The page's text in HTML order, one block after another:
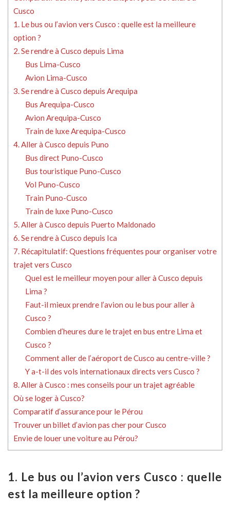
Cusco
1. Le bus ou l’avion vers Cusco : quelle est la meilleure
option ?
2. Se rendre à Cusco depuis Lima
Bus Lima-Cusco
Avion Lima-Cusco
3. Se rendre à Cusco depuis Arequipa
Bus Arequipa-Cusco
Avion Arequipa-Cusco
Train de luxe Arequipa-Cusco
4. Aller à Cusco depuis Puno
Bus direct Puno-Cusco
Bus touristique Puno-Cusco
Vol Puno-Cusco
Train Puno-Cusco
Train de luxe Puno-Cusco
5. Aller à Cusco depuis Puerto Maldonado
6. Se rendre à Cusco depuis Ica
7. Récapitulatif: Questions fréquentes pour organiser votre
trajet vers Cusco
Quel est le meilleur moyen pour aller à Cusco depuis
Lima ?
Faut-il mieux prendre l’avion ou le bus pour aller à
Cusco ?
Combien d’heures dure le trajet en bus entre Lima et
Cusco ?
Comment aller de l’aéroport de Cusco au centre-ville ?
Y a-t-il des vols internationaux directs vers Cusco ?
8. Aller à Cusco : mes conseils pour un trajet agréable
Où se loger à Cusco?
Comparatif d’assurance pour le Pérou
Trouver un billet d’avion pas cher pour Cusco
Envie de louer une voiture au Pérou?
1. Le bus ou l’avion vers Cusco : quelle
est la meilleure option ?